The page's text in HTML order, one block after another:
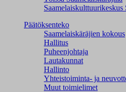
Saamelaiskulttuuri­keskus
Päätöksenteko
Saamelaiskäräjien kokous
Hallitus
Puheenjohtaja
Lautakunnat
Hallinto
Yhteistoiminta- ja
Muut toimielimet